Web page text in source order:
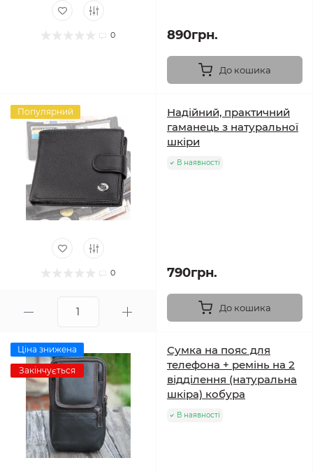
0 890грн.
До кошика
Популярний
0
Надійний, практичний
гаманець з натуральної
шкіри
В наявності
790грн.
До кошика
Ціна знижена
Закінчується
Сумка на пояс для
телефона + ремінь на 2
відділення (натуральна
шкіра) кобура
В наявності